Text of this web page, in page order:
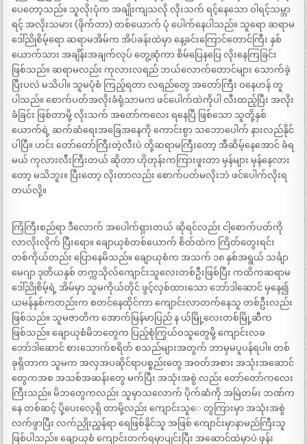
ပေတော့သည်။ သူလိုးပုံက အချိုးကျသလို လိုးသက် ရင့်နေသော ဝါရင့်သမ္ဘာ
ရင့် အလိုးသမား (ဖိုက်တာ) တစ်ယောက် ပုံ ပေါက်နေပါသည်။ သူရော ဆရာမ
ဒေါ်ညိုစိမ့်ရော ဆရာမအိမ်က အိပ်ခန်းထဲမှာ နေ့ခင်းကြောင်တောင်ကြီး နှစ်
ယောက်သား အချိန်းအချက်လုပ် တွေ့ဆုံကာ စိမ်ပြေနပြေ လိုးနေကြခြင်း
ဖြစ်သည်။ ဆရာမလည်း ကုလားလရည် ဘယ်လောက်တောင်များ သောက်ခဲ့
ပြီးပလဲ မသိပါ။ သူမပုံစံ ကြည့်ရတာ လရည်တွေ အတော်ကြီး ဝနေဟန် တူ
ပါသည်။ စောက်ပတ်အလိုးခံရုံသာမက ဖင်ပေါက်ထဲကိုပါ လီးထည့်ပြီး အလိုး
ခံခြင်း ဖြစ်တာမို့ လိုးသက် အတော်ကလေး ရနေပြီ ဖြစ်သော သူတို့နှစ်
ယောက်ရဲ့ ဆက်ဆံရေးအခြေအနေကို ကောင်းစွာ သဘောပေါက် နားလည်နိုင်
ပါပြီ။ ဟင်း တော်တော်ကြီးတဲ့လီးပဲ တို့ဆရာမကြီးတော့ အီဆိမ့်နေအောင် ခံရ
မယ် ကုလားလီးကြီးတယ် ဆိုတာ ဟိုတုန်းကကြားဖူးတာ မှန်များ မှန်နေလား
တော့ မသိဘူး။ ပြီးတော့ လိုးတာလည်း စောက်ပတ်မလိုးဘဲ ဖင်ပေါက်လိုးရ
တယ်လို့။
ကြံကြီးစည်ရာ ဒီလောက် အပေါက်ရှားတယ် ဆိုရင်လည်း ငါ့စောက်ပတ်ကို
လာလိုးလိုက် ပြီးရော။ ချောယုစံတစ်ယောက် စိတ်ထဲက ကြိတ်တွေးရင်း
တစ်ကိုယ်တည်း ပြောနေမိသည်။ ချောယုစံက အသက် ၁၈ နှစ်အရွယ် သင်္ချာ
မေဂျာ ဒုတိယနှစ် တက္ကသိုလ်ကျောင်းသူလေးတစ်ဦးဖြစ်ပြီး ကထိကဆရာမ
ဒေါ်ညိုစိမ့်ရဲ့ အိမ်မှာ သူမကိုယ်တိုင် ဖွင့်လှစ်ထားသော ဘော်ဒါဆောင် မှနေ၍
ယမန်နှစ်ကတည်းက စတင်နေထိုင်ကာ ကျောင်းလာတက်နေသူ တစ်ဦးလည်း
ဖြစ်သည်။ သူမဇာတိက အောက်မြန်မာပြည် န ယ်မြို့လေးတစ်မြို့ဆီက
ဖြစ်သည်။ ချောယုစံမိဘတွေက ပြည့်စုံကြွယ်ဝသူတွေမို့ ကျောင်းလခ
ဘော်ဒါဆောင် စားသောက်စရိတ် စသည်များအတွက် ဘာမှမပူပန်ရပါ။ တစ်
ခုရှိတာက သူမက အလှအပဆိုင်ရာပစ္စည်းတွေ အဝတ်အစား အသုံးအဆောင်
တွေကအစ အသစ်အဆန်းတွေ မက်ပြီး အသုံးအစွဲ လည်း တော်တော်ကလေး
ကြီးသည်။ မိဘတွေကလည်း သူမှာသလောက် ပိုက်ဆံကို အမြဲတမ်း ဘဏ်က
နေ တစ်ဆင့် ပို့ပေးလေ့ရှိ တာမို့လည်း ကျောင်းသူေ တွကြားမှာ အသုံးအစွဲ
လက်ဖွာပြီး လက်ညှိုးညွှန်ရာ ရေဖြစ်နိုင်သူ အဖြစ် ကျောင်းမှာနာမည်ကြီးသူ
ဖြစ်ပါသည်။ ချောယုစံ ကျောင်းတက်ရမှာပျင်းပြီး အဆောင်ထဲမှာပဲ ဖုန်း